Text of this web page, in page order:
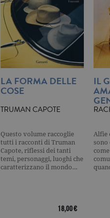
LA FORMA DELLE
COSE
TRUMAN CAPOTE
Questo volume raccoglie
tutti i racconti di Truman
Capote, riflessi dei tanti
temi, personaggi, luoghi che
caratterizzano il mondo…
18,00 €
IL
Alfie
_ga
CookieScriptConsent
Nome
locale
.facebook.com
_fbp
.garzanti.it
oo
.facebook.com